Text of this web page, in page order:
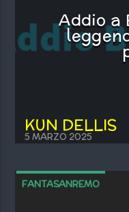
Addio a
KUN DELLIS
5 MARZO 2025
FANTASANREMO